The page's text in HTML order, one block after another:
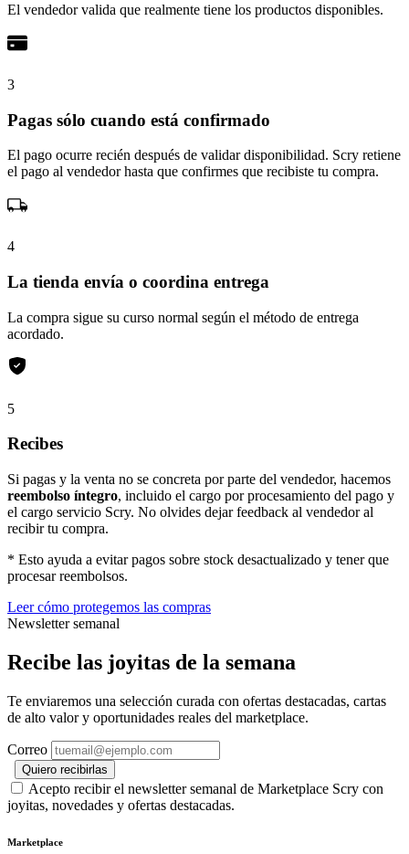
El vendedor valida que realmente tiene los productos disponibles.
3
Pagas sólo cuando está confirmado
El pago ocurre recién después de validar disponibilidad. Scry retiene
el pago al vendedor hasta que confirmes que recibiste tu compra.
4
La tienda envía o coordina entrega
La compra sigue su curso normal según el método de entrega
acordado.
5
Recibes
Si pagas y la venta no se concreta por parte del vendedor, hacemos
reembolso íntegro, incluido el cargo por procesamiento del pago y
el cargo servicio Scry. No olvides dejar feedback al vendedor al
recibir tu compra.
* Esto ayuda a evitar pagos sobre stock desactualizado y tener que
procesar reembolsos.
Leer cómo protegemos las compras
Newsletter semanal
Recibe las joyitas de la semana
Te enviaremos una selección curada con ofertas destacadas, cartas
de alto valor y oportunidades reales del marketplace.
Correo
Quiero recibirlas
Acepto recibir el newsletter semanal de Marketplace Scry con
joyitas, novedades y ofertas destacadas.
Marketplace